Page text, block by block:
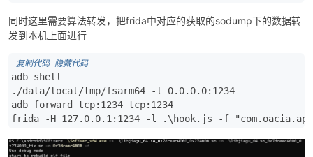
同时这里需要算法转发，把frida中对应的获取的sodump下的数据转
发到本机上面进行
复制代码 隐藏代码
adb shell
./data/local/tmp/fsarm64 -l 0.0.0.0:1234
adb forward tcp:1234 tcp:1234
frida -H 127.0.0.1:1234 -l .\hook.js -f